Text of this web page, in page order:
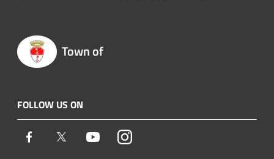
Town of
FOLLOW US ON
Facebook Twitter YoutubeInstagram